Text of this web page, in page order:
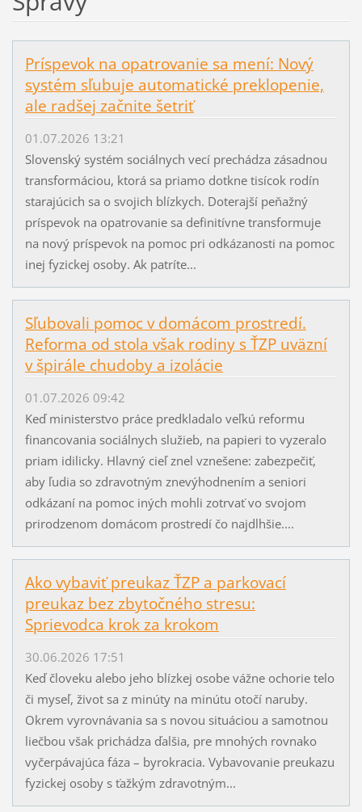
Príspevok na opatrovanie sa mení: Nový
systém sľubuje automatické preklopenie,
ale radšej začnite šetriť
01.07.2026 13:21
Slovenský systém sociálnych vecí prechádza zásadnou
transformáciou, ktorá sa priamo dotkne tisícok rodín
starajúcich sa o svojich blízkych. Doterajší peňažný
príspevok na opatrovanie sa definitívne transformuje
na nový príspevok na pomoc pri odkázanosti na pomoc
inej fyzickej osoby. Ak patríte...
Sľubovali pomoc v domácom prostredí.
Reforma od stola však rodiny s ŤZP uväzní
v špirále chudoby a izolácie
01.07.2026 09:42
Keď ministerstvo práce predkladalo veľkú reformu
financovania sociálnych služieb, na papieri to vyzeralo
priam idilicky. Hlavný cieľ znel vznešene: zabezpečiť,
aby ľudia so zdravotným znevýhodnením a seniori
odkázaní na pomoc iných mohli zotrvať vo svojom
prirodzenom domácom prostredí čo najdlhšie....
Ako vybaviť preukaz ŤZP a parkovací
preukaz bez zbytočného stresu:
Sprievodca krok za krokom
30.06.2026 17:51
Keď človeku alebo jeho blízkej osobe vážne ochorie telo
či myseľ, život sa z minúty na minútu otočí naruby.
Okrem vyrovnávania sa s novou situáciou a samotnou
liečbou však prichádza ďalšia, pre mnohých rovnako
vyčerpávajúca fáza – byrokracia. Vybavovanie preukazu
fyzickej osoby s ťažkým zdravotným...